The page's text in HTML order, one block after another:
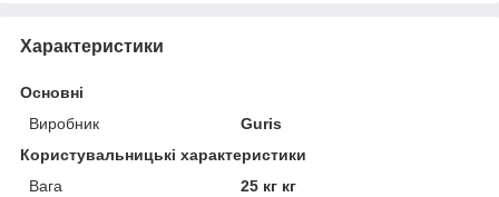
Характеристики
Основні
Виробник
Guris
Користувальницькі характеристики
Вага
25 кг кг